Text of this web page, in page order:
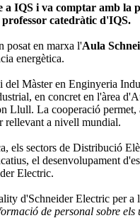
i va comptar amb la
catedràtic d'IQS.
posat en marxa l'Aula
energètica.
Màster en Enginyeria
en concret en l'àrea
La cooperació
rellevant a nivell mundial.
els sectors de
el desenvolupament
Electric.
d'Schneider Electric per a
de personal sobre